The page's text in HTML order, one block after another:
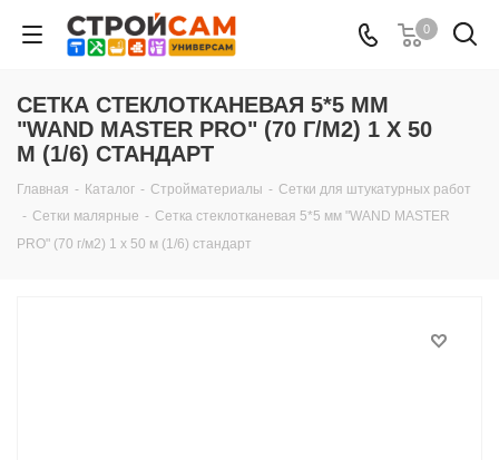
0
СЕТКА СТЕКЛОТКАНЕВАЯ 5*5 ММ
"WAND MASTER PRO" (70 Г/М2) 1 Х 50
М (1/6) СТАНДАРТ
Главная - Каталог - Стройматериалы - Сетки для штукатурных работ
- Сетки малярные - Сетка стеклотканевая 5*5 мм "WAND MASTER
PRO" (70 г/м2) 1 х 50 м (1/6) стандарт